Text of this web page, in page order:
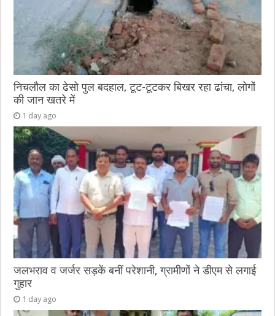
निचलौल का ढेसो पुल बदहाल, टूट-टूटकर बिखर रहा ढांचा, लोगों
की जान खतरे में
1 day ago
जलभराव व जर्जर सड़कें बनीं परेशानी, ग्रामीणों ने डीएम से लगाई
गुहार
1 day ago